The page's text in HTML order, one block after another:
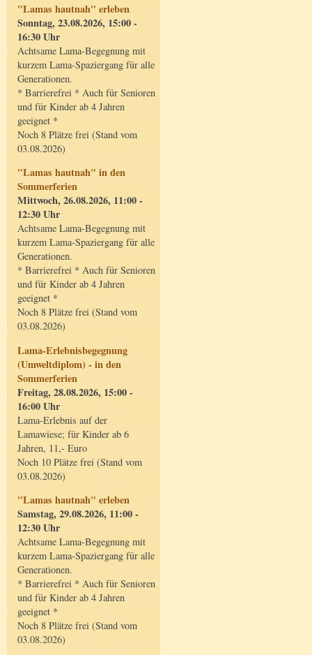
"Lamas hautnah" erleben
Sonntag, 23.08.2026, 15:00 -
16:30 Uhr
Achtsame Lama-Begegnung mit
kurzem Lama-Spaziergang für alle
Generationen.
* Barrierefrei * Auch für Senioren
und für Kinder ab 4 Jahren
geeignet *
Noch 8 Plätze frei (Stand vom
03.08.2026)
"Lamas hautnah" in den
Sommerferien
Mittwoch, 26.08.2026, 11:00 -
12:30 Uhr
Achtsame Lama-Begegnung mit
kurzem Lama-Spaziergang für alle
Generationen.
* Barrierefrei * Auch für Senioren
und für Kinder ab 4 Jahren
geeignet *
Noch 8 Plätze frei (Stand vom
03.08.2026)
Lama-Erlebnisbegegnung
(Umweltdiplom) - in den
Sommerferien
Freitag, 28.08.2026, 15:00 -
16:00 Uhr
Lama-Erlebnis auf der
Lamawiese; für Kinder ab 6
Jahren, 11,- Euro
Noch 10 Plätze frei (Stand vom
03.08.2026)
"Lamas hautnah" erleben
Samstag, 29.08.2026, 11:00 -
12:30 Uhr
Achtsame Lama-Begegnung mit
kurzem Lama-Spaziergang für alle
Generationen.
* Barrierefrei * Auch für Senioren
und für Kinder ab 4 Jahren
geeignet *
Noch 8 Plätze frei (Stand vom
03.08.2026)